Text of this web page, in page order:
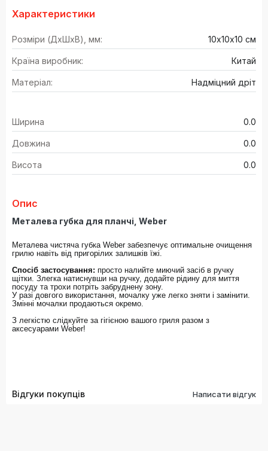
Характеристики
Розміри (ДхШхВ), мм: 10х10х10 см
Країна виробник: Китай
Матеріал: Надміцний дріт
Ширина 0.0
Довжина 0.0
Висота 0.0
Опис
Металева губка для планчі, Weber
Металева чистяча губка Weber забезпечує оптимальне очищення
грилю навіть від пригорілих залишків їжі.
Спосіб застосування: просто налийте миючий засіб в ручку
щітки. Злегка натиснувши на ручку, додайте рідину для миття
посуду та трохи потріть забруднену зону.
У разі довгого використання, мочалку уже легко зняти і замінити.
Змінні мочалки продаються окремо.
З легкістю слідкуйте за гігієною вашого гриля разом з
аксесуарами Weber!
Відгуки покупців Написати відгук